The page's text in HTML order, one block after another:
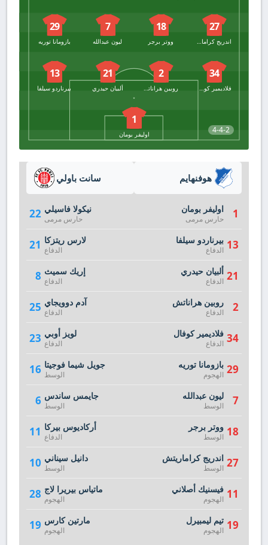
4-4-2
27
اندريج كراماريتش
18
ووتر برجر
7
ليون عبدالله
29
بازومانا توريه
34
2
21
ألبيان حيدري
13
بيرناردو سيلفا
1
اوليفر بومان
سانت باولي
22 نيكولا فاسيلي
حارس مرمى
21 لارس ريتزكا
الدفاع
8 إريك سميث
الدفاع
25 آدم دوويجاي
الدفاع
23 لويز أوبي
الدفاع
16 جويل شيما فوجيتا
الوسط
6 جايمس ساندس
الوسط
11 أركاديوس بيركا
الدفاع
10 دانيل سيناني
الوسط
28 ماتياس بيريرا لاج
الهجوم
19 مارتين كارس
الهجوم
هوفنهايم
1 اوليفر بومان
حارس مرمى
13 بيرناردو سيلفا
الدفاع
21 ألبيان حيدري
الدفاع
2 روبين هراناتش
الدفاع
34 فلاديمير كوفال
الدفاع
29 بازومانا توريه
الهجوم
7 ليون عبدالله
الوسط
18 ووتر برجر
الوسط
27 اندريج كراماريتش
الوسط
11 فيسنيك أصلاني
الهجوم
19 تيم ليمبيرل
الهجوم